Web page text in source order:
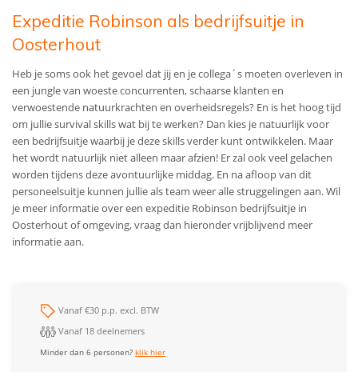
Expeditie Robinson als bedrijfsuitje in
Oosterhout
Heb je soms ook het gevoel dat jij en je collega´s moeten overleven in
een jungle van woeste concurrenten, schaarse klanten en
verwoestende natuurkrachten en overheidsregels? En is het hoog tijd
om jullie survival skills wat bij te werken? Dan kies je natuurlijk voor
een bedrijfsuitje waarbij je deze skills verder kunt ontwikkelen. Maar
het wordt natuurlijk niet alleen maar afzien! Er zal ook veel gelachen
worden tijdens deze avontuurlijke middag. En na afloop van dit
personeelsuitje kunnen jullie als team weer alle struggelingen aan. Wil
je meer informatie over een expeditie Robinson bedrijfsuitje in
Oosterhout of omgeving, vraag dan hieronder vrijblijvend meer
informatie aan.
Vanaf €30 p.p. excl. BTW
Vanaf 18 deelnemers
Minder dan 6 personen?klik hier